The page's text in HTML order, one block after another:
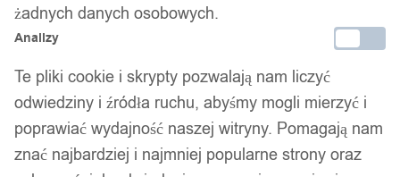
/ 4
żadnych danych osobowych.
Analizy
Te pliki cookie i skrypty pozwalają nam liczyć
odwiedziny i źródła ruchu, abyśmy mogli mierzyć i
poprawiać wydajność naszej witryny. Pomagają nam
znać najbardziej i najmniej popularne strony oraz